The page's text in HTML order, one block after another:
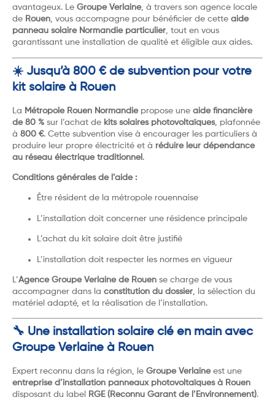
avantageux. Le Groupe Verlaine, à travers son agence locale
de Rouen, vous accompagne pour bénéficier de cette aide
panneau solaire Normandie particulier, tout en vous
garantissant une installation de qualité et éligible aux aides.
☀️ Jusqu’à 800 € de subvention pour votre
kit solaire à Rouen
La Métropole Rouen Normandiepropose une aide financière
de 80 % sur l’achat de kits solaires photovoltaïques, plafonnée
à 800 €. Cette subvention vise à encourager les particuliers à
produire leur propre électricité et à réduire leur dépendance
au réseau électrique traditionnel .
Conditions générales de l’aide :
Être résident de la métropole rouennaise
L’installation doit concerner une résidence principale
L’achat du kit solaire doit être justifié
L’installation doit respecter les normes en vigueur
L’Agence Groupe Verlaine de Rouen se charge de vous
accompagner dans la constitution du dossier, la sélection du
matériel adapté, et la réalisation de l’installation.
🔧 Une installation solaire clé en main avec
Groupe Verlaine à Rouen
Expert reconnu dans la région, le Groupe Verlaineest une
entreprise d’installation panneaux photovoltaïques à Rouen
disposant du label
RGE (Reconnu Garant de l’Environnement).